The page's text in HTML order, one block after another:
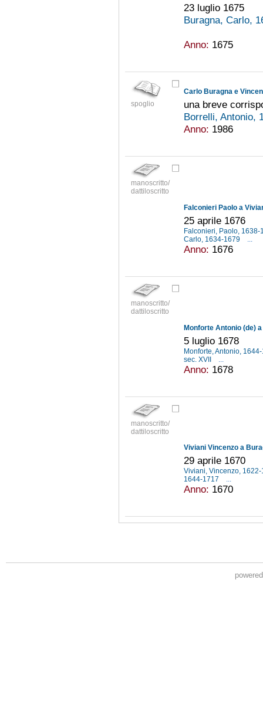
23 luglio 1675
Buragna, Carlo,
Anno: 1675
spoglio
Carlo Buragna e
una breve
Borrelli, Antonio,
Anno: 1986
manoscritto/
dattiloscritto
Falconieri Paolo a
25 aprile 1676
Falconieri, Paolo,
Carlo, 1634-1679
...
Anno: 1676
manoscritto/
dattiloscritto
Monforte Antonio (de)
5 luglio 1678
Monforte, Antonio,
sec. XVII
Anno: 1678
manoscritto/
dattiloscritto
Viviani Vincenzo a
29 aprile 1670
Viviani, Vincenzo,
1644-1717
...
Anno: 1670